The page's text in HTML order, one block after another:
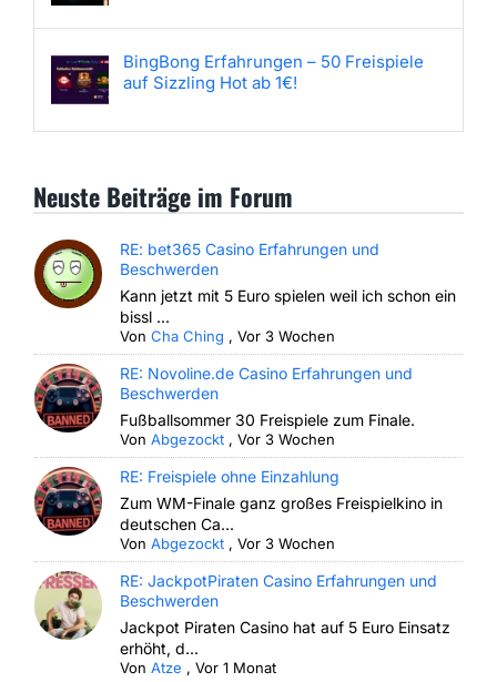
BingBong Erfahrungen – 50 Freispiele
auf Sizzling Hot ab 1€!
Neuste Beiträge im Forum
RE: bet365 Casino Erfahrungen und
Beschwerden
Kann jetzt mit 5 Euro spielen weil ich schon ein
bissl ...
VonCha Ching ,Vor 3 Wochen
RE: Novoline.de Casino Erfahrungen und
Beschwerden
Fußballsommer 30 Freispiele zum Finale.
VonAbgezockt ,Vor 3 Wochen
RE: Freispiele ohne Einzahlung
Zum WM-Finale ganz großes Freispielkino in
deutschen Ca...
VonAbgezockt ,Vor 3 Wochen
RE: JackpotPiraten Casino Erfahrungen und
Beschwerden
Jackpot Piraten Casino hat auf 5 Euro Einsatz
erhöht, d...
VonAtze ,Vor 1 Monat